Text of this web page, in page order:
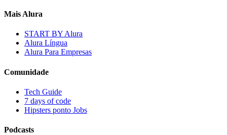
Mais Alura
START BY Alura
Alura Língua
Alura Para Empresas
Comunidade
Tech Guide
7 days of code
Hipsters ponto Jobs
Podcasts